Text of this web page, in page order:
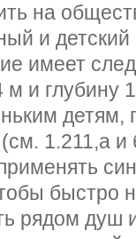
на
и
имеет
и глубину
детям,
1.211,а и
быстро
рядом душ